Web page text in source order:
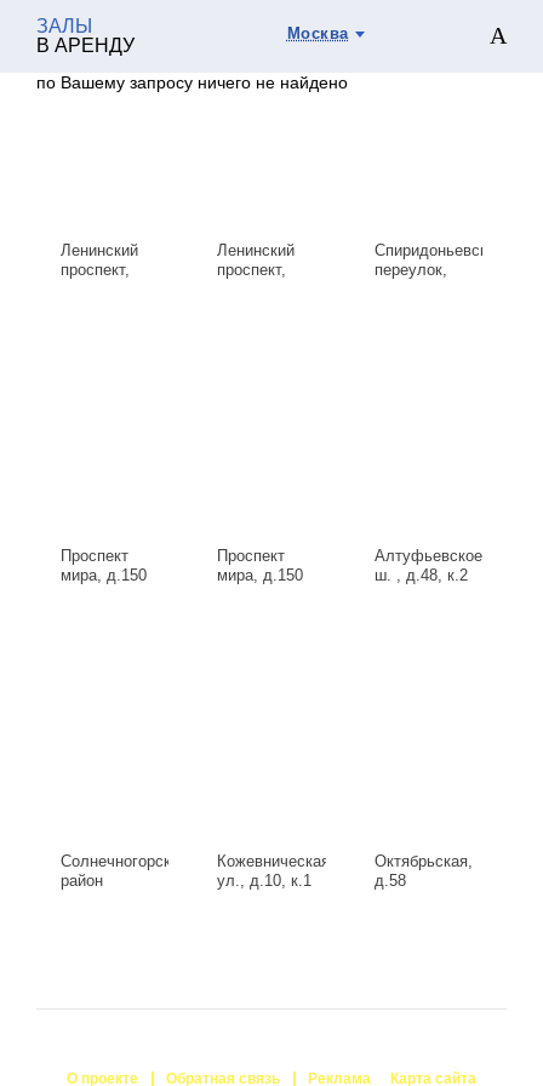
ЗАЛЫ
В АРЕНДУ
Москва
по Вашему запросу ничего не найдено
Ленинский
проспект,
Ленинский
проспект,
Спиридоньевский
переулок,
Проспект
мира, д.150
Проспект
мира, д.150
Алтуфьевское
ш. , д.48, к.2
Солнечногорский
район
Кожевническая
ул., д.10, к.1
Октябрьская,
д.58
О проекте Обратная связь Реклама Карта сайта